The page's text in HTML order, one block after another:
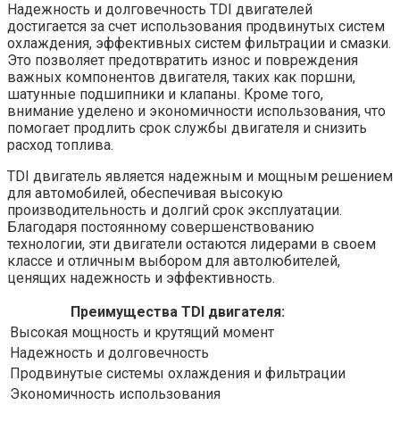
Надежность и долговечность TDI двигателей
достигается за счет использования продвинутых систем
охлаждения, эффективных систем фильтрации и смазки.
Это позволяет предотвратить износ и повреждения
важных компонентов двигателя, таких как поршни,
шатунные подшипники и клапаны. Кроме того,
внимание уделено и экономичности использования, что
помогает продлить срок службы двигателя и снизить
расход топлива.
TDI двигатель является надежным и мощным решением
для автомобилей, обеспечивая высокую
производительность и долгий срок эксплуатации.
Благодаря постоянному совершенствованию
технологии, эти двигатели остаются лидерами в своем
классе и отличным выбором для автолюбителей,
ценящих надежность и эффективность.
Преимущества TDI двигателя:
Высокая мощность и крутящий момент
Надежность и долговечность
Продвинутые системы охлаждения и фильтрации
Экономичность использования